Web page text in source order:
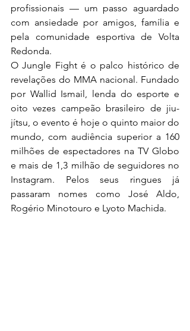
profissionais — um passo aguardado
com ansiedade por amigos, família e
pela comunidade esportiva de Volta
Redonda.
O Jungle Fight é o palco histórico de
revelações do MMA nacional. Fundado
por Wallid Ismail, lenda do esporte e
oito vezes campeão brasileiro de jiu-
jítsu, o evento é hoje o quinto maior do
mundo, com audiência superior a 160
milhões de espectadores na TV Globo
e mais de 1,3 milhão de seguidores no
Instagram. Pelos seus ringues já
passaram nomes como José Aldo,
Rogério Minotouro e Lyoto Machida.